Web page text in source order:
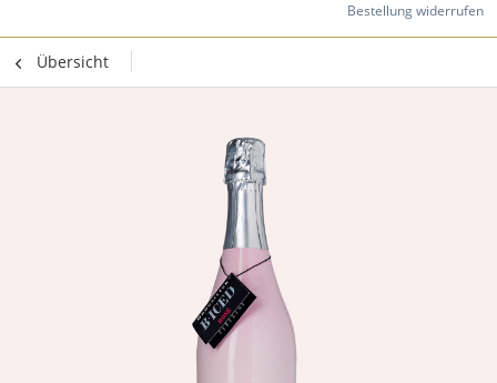
Bestellung widerrufen
Übersicht